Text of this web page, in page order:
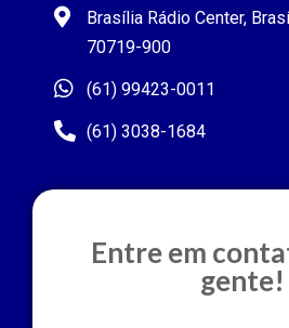
Brasília Rádio Center,
70719-900
(61) 99423-0011
(61) 3038-1684
Entre em
gente!